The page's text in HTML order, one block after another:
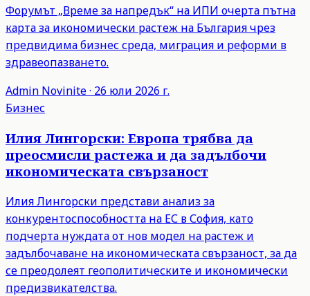
Форумът „Време за напредък“ на ИПИ очерта пътна
карта за икономически растеж на България чрез
предвидима бизнес среда, миграция и реформи в
здравеопазването.
Admin Novinite· 26 юли 2026 г.
Бизнес
Илия Лингорски: Европа трябва да
преосмисли растежа и да задълбочи
икономическата свързаност
Илия Лингорски представи анализ за
конкурентоспособността на ЕС в София, като
подчерта нуждата от нов модел на растеж и
задълбочаване на икономическата свързаност, за да
се преодолеят геополитическите и икономически
предизвикателства.